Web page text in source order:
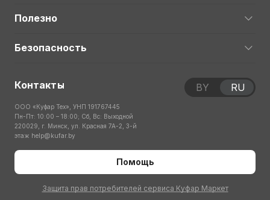
Полезно
Безопасность
Контакты
ООО «Куфар Тех», УНП 191767445
Пн-Пт: 10:00 – 18:00; Сб, Вс: Выходной
220029, г. Минск, ул. Красная 7А-2, 3-й
этаж help@kufar.by
Помощь
Защита прав потребителей сервиса Куфар Маркет
BY RU